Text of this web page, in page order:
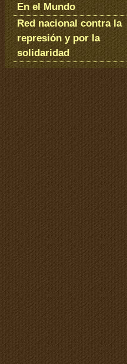
En el Mundo
Red nacional contra la
represión y por la
solidaridad